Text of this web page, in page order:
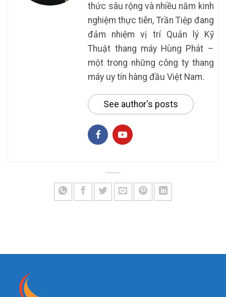
thức sâu rộng và nhiều năm kinh
nghiệm thực tiễn, Trần Tiệp đang
đảm nhiệm vị trí Quản lý Kỹ
Thuật thang máy Hùng Phát –
một trong những công ty thang
máy uy tín hàng đầu Việt Nam.
See author's posts